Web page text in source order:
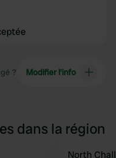
? Modifier l’info
dans la région
North